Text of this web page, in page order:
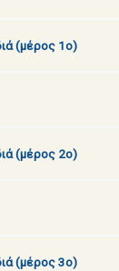
(μέρος 1ο)
(μέρος 2ο)
(μέρος 3ο)